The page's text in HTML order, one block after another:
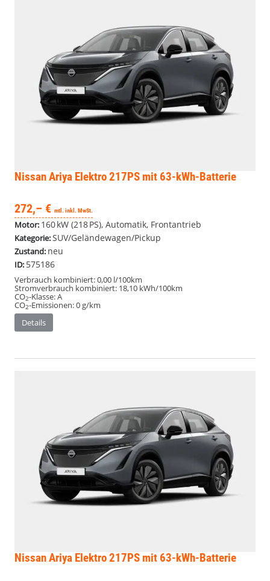
Nissan Ariya Elektro 217PS mit 63-kWh-Batterie
272,– € mtl. inkl. MwSt.
Motor: 160 kW (218 PS), Automatik, Frontantrieb
Kategorie:SUV/Geländewagen/Pickup
Zustand: neu
ID: 575186
Verbrauch kombiniert:0,00 l/100km
Stromverbrauch kombiniert: 18,10 kWh/100km
CO2-Klasse:A
CO2-Emissionen:0 g/km
Details
Nissan Ariya Elektro 217PS mit 63-kWh-Batterie